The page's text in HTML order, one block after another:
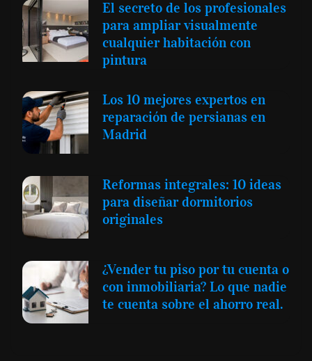
El secreto de los profesionales
para ampliar visualmente
cualquier habitación con
pintura
Los 10 mejores expertos en
reparación de persianas en
Madrid
Reformas integrales: 10 ideas
para diseñar dormitorios
originales
¿Vender tu piso por tu cuenta o
con inmobiliaria? Lo que nadie
te cuenta sobre el ahorro real.